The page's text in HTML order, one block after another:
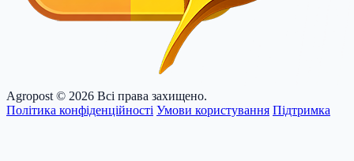
Agropost © 2026 Всі права захищено.
Політика конфіденційності Умови користування Підтримка